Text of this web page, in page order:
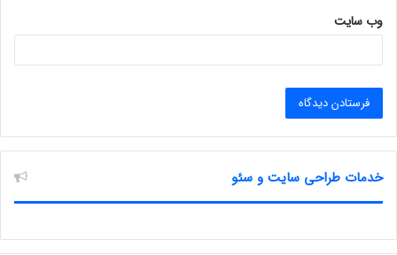
وب‌ سایت
خدمات طراحی سایت و سئو